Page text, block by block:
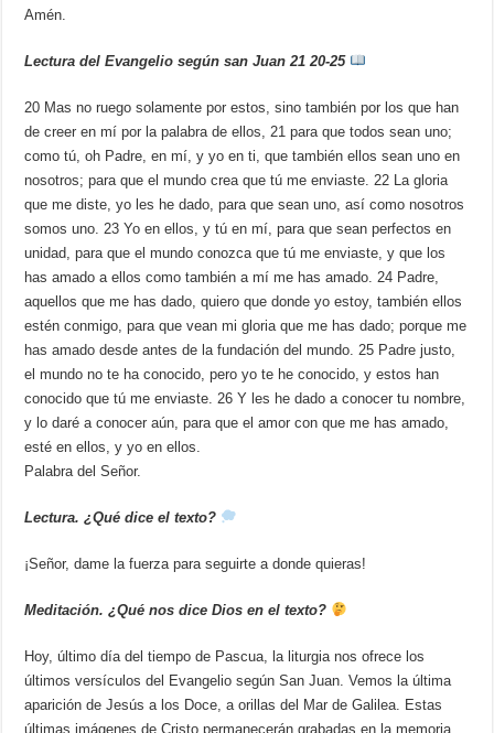
Amén.
Lectura del Evangelio según san Juan 21 20-25
20 Mas no ruego solamente por estos, sino también por los que han
de creer en mí por la palabra de ellos, 21 para que todos sean uno;
como tú, oh Padre, en mí, y yo en ti, que también ellos sean uno en
nosotros; para que el mundo crea que tú me enviaste. 22 La gloria
que me diste, yo les he dado, para que sean uno, así como nosotros
somos uno. 23 Yo en ellos, y tú en mí, para que sean perfectos en
unidad, para que el mundo conozca que tú me enviaste, y que los
has amado a ellos como también a mí me has amado. 24 Padre,
aquellos que me has dado, quiero que donde yo estoy, también ellos
estén conmigo, para que vean mi gloria que me has dado; porque me
has amado desde antes de la fundación del mundo. 25 Padre justo,
el mundo no te ha conocido, pero yo te he conocido, y estos han
conocido que tú me enviaste. 26 Y les he dado a conocer tu nombre,
y lo daré a conocer aún, para que el amor con que me has amado,
esté en ellos, y yo en ellos.
Palabra del Señor.
Lectura. ¿Qué dice el texto?
¡Señor, dame la fuerza para seguirte a donde quieras!
Meditación. ¿Qué nos dice Dios en el texto?
Hoy, último día del tiempo de Pascua, la liturgia nos ofrece los
últimos versículos del Evangelio según San Juan. Vemos la última
aparición de Jesús a los Doce, a orillas del Mar de Galilea. Estas
últimas imágenes de Cristo permanecerán grabadas en la memoria